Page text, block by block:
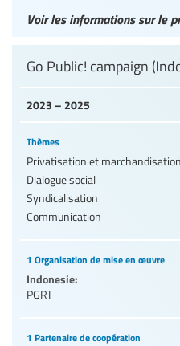
Voir les informations sur le
2023 – 2025
Go Public! campaign
Thèmes
Privatisation et marchandisation
Dialogue social
Syndicalisation
Communication
1 Organisation de mise en œuvre
Indonesie:
PGRI
1 Partenaire de coopération